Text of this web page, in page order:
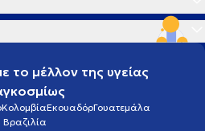
το μέλλον της υγείας
ΚολομβίαΕκουαδόρΓουατεμάλα
Βραζιλία